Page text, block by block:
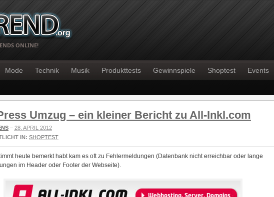
ONLINE!
Mode Technik Musik Produkttests Gewinnspiele Shoptest Events
Umzug – ein kleiner Bericht zu All-Inkl.com
– 28. APRIL 2012
IN: SHOPTEST
heute bemerkt habt kam es oft zu Fehlermeldungen (Datenbank nicht erreichbar oder lange
im Header oder Footer der Webseite).